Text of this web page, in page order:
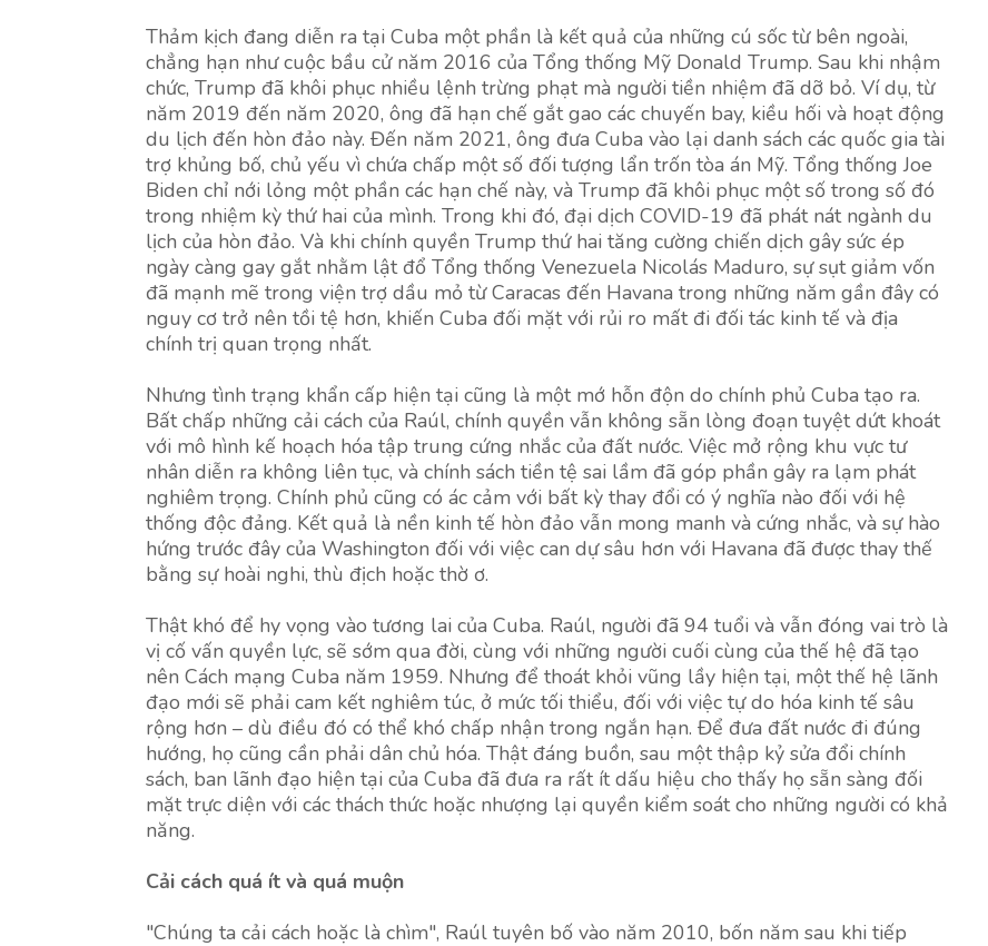
Thảm kịch đang diễn ra tại Cuba một phần là kết quả của những cú sốc từ bên ngoài,
chẳng hạn như cuộc bầu cử năm 2016 của Tổng thống Mỹ Donald Trump. Sau khi nhậm
chức, Trump đã khôi phục nhiều lệnh trừng phạt mà người tiền nhiệm đã dỡ bỏ. Ví dụ, từ
năm 2019 đến năm 2020, ông đã hạn chế gắt gao các chuyến bay, kiều hối và hoạt động
du lịch đến hòn đảo này. Đến năm 2021, ông đưa Cuba vào lại danh sách các quốc gia tài
trợ khủng bố, chủ yếu vì chứa chấp một số đối tượng lẩn trốn tòa án Mỹ. Tổng thống Joe
Biden chỉ nới lỏng một phần các hạn chế này, và Trump đã khôi phục một số trong số đó
trong nhiệm kỳ thứ hai của mình. Trong khi đó, đại dịch COVID-19 đã phát nát ngành du
lịch của hòn đảo. Và khi chính quyền Trump thứ hai tăng cường chiến dịch gây sức ép
ngày càng gay gắt nhằm lật đổ Tổng thống Venezuela Nicolás Maduro, sự sụt giảm vốn
đã mạnh mẽ trong viện trợ dầu mỏ từ Caracas đến Havana trong những năm gần đây có
nguy cơ trở nên tồi tệ hơn, khiến Cuba đối mặt với rủi ro mất đi đối tác kinh tế và địa
chính trị quan trọng nhất.
Nhưng tình trạng khẩn cấp hiện tại cũng là một mớ hỗn độn do chính phủ Cuba tạo ra.
Bất chấp những cải cách của Raúl, chính quyền vẫn không sẵn lòng đoạn tuyệt dứt khoát
với mô hình kế hoạch hóa tập trung cứng nhắc của đất nước. Việc mở rộng khu vực tư
nhân diễn ra không liên tục, và chính sách tiền tệ sai lầm đã góp phần gây ra lạm phát
nghiêm trọng. Chính phủ cũng có ác cảm với bất kỳ thay đổi có ý nghĩa nào đối với hệ
thống độc đảng. Kết quả là nền kinh tế hòn đảo vẫn mong manh và cứng nhắc, và sự hào
hứng trước đây của Washington đối với việc can dự sâu hơn với Havana đã được thay thế
bằng sự hoài nghi, thù địch hoặc thờ ơ.
Thật khó để hy vọng vào tương lai của Cuba. Raúl, người đã 94 tuổi và vẫn đóng vai trò là
vị cố vấn quyền lực, sẽ sớm qua đời, cùng với những người cuối cùng của thế hệ đã tạo
nên Cách mạng Cuba năm 1959. Nhưng để thoát khỏi vũng lầy hiện tại, một thế hệ lãnh
đạo mới sẽ phải cam kết nghiêm túc, ở mức tối thiểu, đối với việc tự do hóa kinh tế sâu
rộng hơn – dù điều đó có thể khó chấp nhận trong ngắn hạn. Để đưa đất nước đi đúng
hướng, họ cũng cần phải dân chủ hóa. Thật đáng buồn, sau một thập kỷ sửa đổi chính
sách, ban lãnh đạo hiện tại của Cuba đã đưa ra rất ít dấu hiệu cho thấy họ sẵn sàng đối
mặt trực diện với các thách thức hoặc nhượng lại quyền kiểm soát cho những người có khả
năng.
Cải cách quá ít và quá muộn
"Chúng ta cải cách hoặc là chìm", Raúl tuyên bố vào năm 2010, bốn năm sau khi tiếp